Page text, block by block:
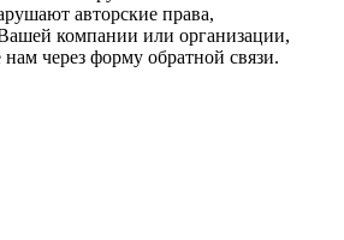
авторские права,
компании или организации,
через форму обратной связи.